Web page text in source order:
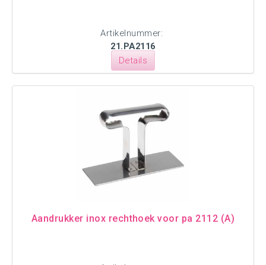
Artikelnummer:
21.PA2116
Details
Aandrukker inox rechthoek voor pa 2112 (A)